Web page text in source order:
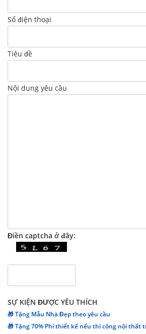
Số điện thoại
Tiêu đề
Nội dung yêu cầu
Điền captcha ở đây:
SỰ KIỆN ĐƯỢC YÊU THÍCH
🎁 Tặng Mẫu Nhà Đẹp theo yêu cầu
🎁 Tặng 70% Phí thiết kế nếu thi công nội thất